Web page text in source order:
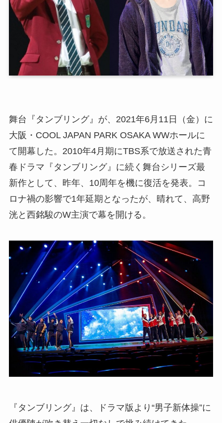
舞台『タンブリング』が、2021年6月11日（金）に
大阪・COOL JAPAN PARK OSAKA WWホールに
て開幕した。2010年4月期にTBS系で放送された青
春ドラマ『タンブリング』に続く舞台シリーズ最
新作として、昨年、10周年を機に復活を発表。コ
ロナ禍の影響で1年延期となったが、晴れて、高野
洸と西銘駿のW主演で幕を開ける。
『タンブリング』は、ドラマ版より“男子新体操”に